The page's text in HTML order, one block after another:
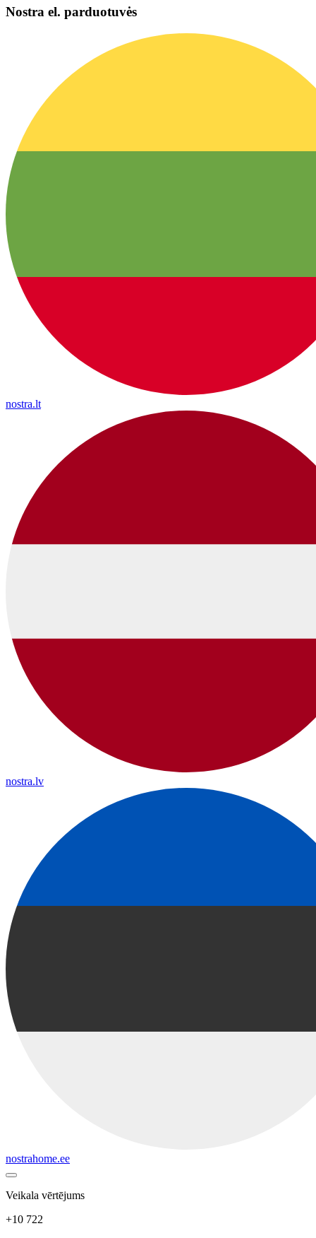
Nostra el. parduotuvės
nostra.lt
nostra.lv
nostrahome.ee
Veikala vērtējums
+10 722